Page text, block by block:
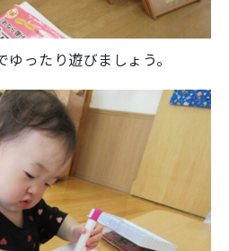
ったり遊びましょう。